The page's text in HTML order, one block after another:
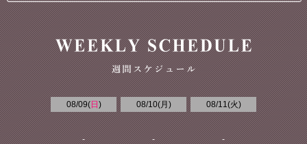
08/09(日 )
-
08/10(月 )
-
08/11(火)
-